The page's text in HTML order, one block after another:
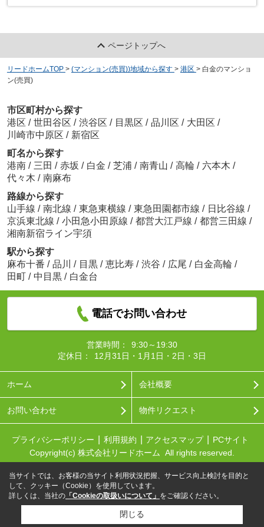
ページトップへ
リードホームTOP > (マンション(売買))地域から探す > 港区 > 白金のマンショ
ン(売買)
市区町村から探す
港区 / 世田谷区 / 渋谷区 / 目黒区 / 品川区 / 大田区 /
川崎市中原区 / 新宿区
町名から探す
港南 / 三田 / 赤坂 / 白金 / 芝浦 / 南青山 / 高輪 / 六本木 /
代々木 / 南麻布
路線から探す
山手線 / 南北線 / 東急東横線 / 東急田園都市線 / 日比谷線 /
京浜東北線 / 小田急小田原線 / 都営大江戸線 / 都営三田線 /
湘南新宿ライン宇須
駅から探す
麻布十番 / 品川 / 目黒 / 恵比寿 / 渋谷 / 広尾 / 白金高輪 /
田町 / 中目黒 / 白金台
電話でお問い合わせ
営業時間：
9:30～19:30
定休日：
12月31日・1月1日・2日・3日
ホーム 会社概要
お問い合わせ 物件リクエスト
プライバシーポリシー 利用規約 アクセスマップ
PCサイト
Copyright(c) 株式会社リードホーム All rights reserved.
当サイトでは、お客様の当サイト利用状況把握、サービス向上検討を目的と
して、クッキー（Cookie）を使用しています。
詳しくは、当社の 「Cookieの取扱いについて」 をご確認ください。
閉じる